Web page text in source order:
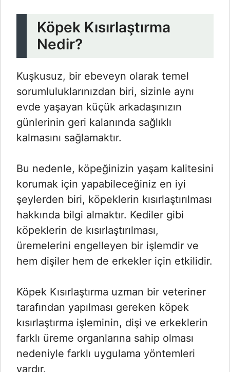
Köpek Kısırlaştırma
Nedir?
Kuşkusuz, bir ebeveyn olarak temel
sorumluluklarınızdan biri, sizinle aynı
evde yaşayan küçük arkadaşınızın
günlerinin geri kalanında sağlıklı
kalmasını sağlamaktır.
Bu nedenle, köpeğinizin yaşam kalitesini
korumak için yapabileceğiniz en iyi
şeylerden biri, köpeklerin kısırlaştırılması
hakkında bilgi almaktır. Kediler gibi
köpeklerin de kısırlaştırılması,
üremelerini engelleyen bir işlemdir ve
hem dişiler hem de erkekler için etkilidir.
Köpek Kısırlaştırma uzman bir veteriner
tarafından yapılması gereken köpek
kısırlaştırma işleminin, dişi ve erkeklerin
farklı üreme organlarına sahip olması
nedeniyle farklı uygulama yöntemleri
vardır.